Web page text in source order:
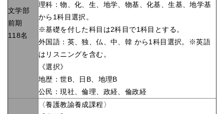
文学部
前期
118名
理科：物、化、生、地学、物基、化基、生基、地学基
から1科目選択。
※基礎を付した科目は2科目で1科目とする。
外国語：英、独、仏、中、韓 から1科目選択。※英語
はリスニングを含む。
《選択》
地歴：世B、日B、地理B
公民：現社、倫理、政経、倫政経
〈養護教諭養成課程〉